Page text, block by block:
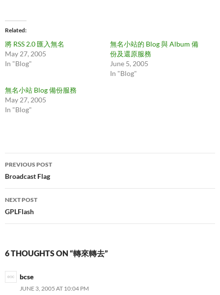
Related
將 RSS 2.0 匯入無名
May 27, 2005
In "Blog"
無名小站的 Blog 與 Album 備
份及還原服務
June 5, 2005
In "Blog"
無名小站 Blog 備份服務
May 27, 2005
In "Blog"
Post
navigation
PREVIOUS POST
Broadcast Flag
NEXT POST
GPLFlash
6 THOUGHTS ON “轉來轉去”
bcse
JUNE 3, 2005 AT 10:04 PM